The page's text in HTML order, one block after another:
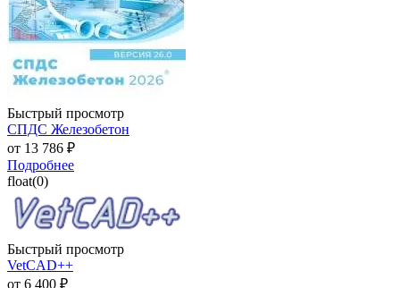
Быстрый просмотр
СПДС Железобетон
от 13 786 ₽
Подробнее
float(0)
Быстрый просмотр
VetCAD++
от 6 400 ₽